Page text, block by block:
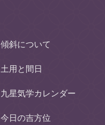
傾斜について
土用と間日
九星気学カレンダー
今日の吉方位